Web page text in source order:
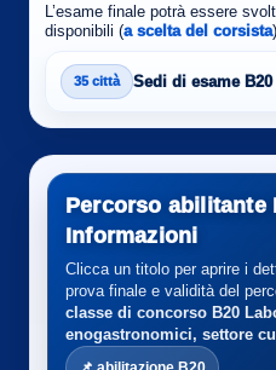
L’esame finale potrà essere
disponibili (a scelta del corsista
35 città Sedi di esame
Percorso abilitante
Informazioni
Clicca un titolo per aprire i
prova finale e validità del
classe di concorso B20
enogastronomici, settore